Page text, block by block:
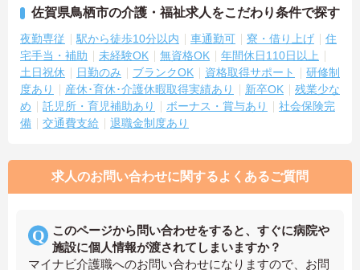
佐賀県鳥栖市の介護・福祉求人をこだわり条件で探す
夜勤専従 駅から徒歩10分以内 車通勤可 寮・借り上げ
住
宅手当・補助
未経験OK 無資格OK
年間休日110日以上
土日祝休
日勤のみ ブランクOK 資格取得サポート
研修制
度あり
産休･育休･介護休暇取得実績あり 新卒OK
残業少な
め
託児所・育児補助あり ボーナス・賞与あり
社会保険完
備
交通費支給 退職金制度あり
求人のお問い合わせに関するよくあるご質問
このページから問い合わせをすると、すぐに病院や
施設に個人情報が渡されてしまいますか？
マイナビ介護職へのお問い合わせになりますので、お問